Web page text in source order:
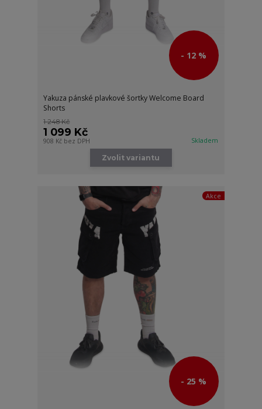
- 12 %
Yakuza pánské plavkové šortky Welcome Board
Shorts
1 248 Kč
1 099 Kč
908 Kč bez DPH Skladem
Zvolit variantu
Akce
- 25 %